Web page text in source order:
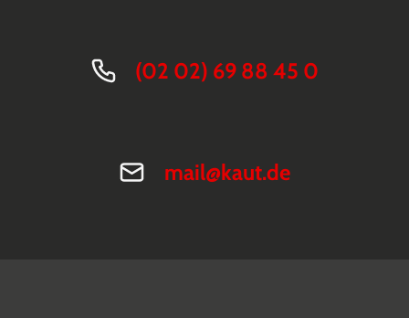
(02 02) 69 88 45 0
mail@kaut.de